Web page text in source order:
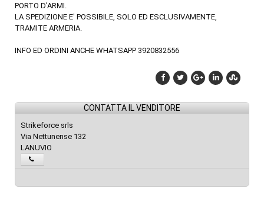
PORTO D'ARMI.
LA SPEDIZIONE E' POSSIBILE, SOLO ED ESCLUSIVAMENTE,
TRAMITE ARMERIA.
INFO ED ORDINI ANCHE WHATSAPP 3920832556
CONTATTA IL VENDITORE
Strikeforce srls
Via Nettunense 132
LANUVIO